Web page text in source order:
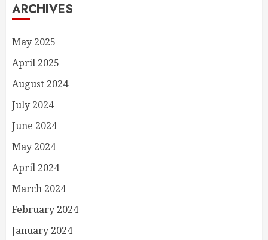
ARCHIVES
May 2025
April 2025
August 2024
July 2024
June 2024
May 2024
April 2024
March 2024
February 2024
January 2024